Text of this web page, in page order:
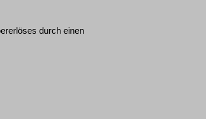
durch einen